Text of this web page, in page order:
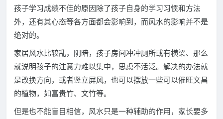
孩子学习成绩不佳的原因除了孩子自身的学习习惯和方法
外，还有其心态等各方面都会影响到，而风水的影响并不是
绝对的。
家居风水比较乱，阴暗，孩子房间冲冲厕所或有横梁、那么
就说明孩子的注意力难以集中，思虑不活泛。解决的办法就
是改换方向，或者竖立屏风，也可以摆放一些可以催旺文昌
的植物，如富贵竹、文竹等。
但是也不能盲目相信，风水只是一种辅助的作用，家长要多